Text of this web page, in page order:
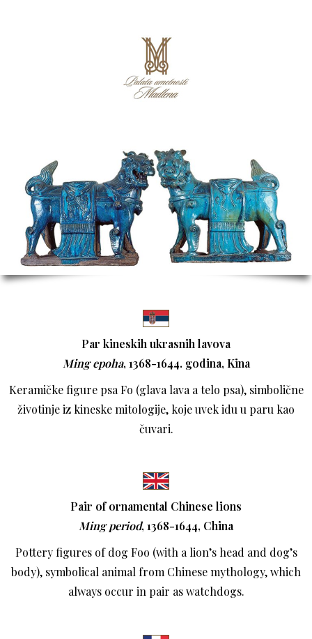
Par kineskih ukrasnih lavova
Ming epoha, 1368-1644. godina, Kina
Keramičke figure psa Fo (glava lava a telo psa), simbolične
životinje iz kineske mitologije, koje uvek idu u paru kao
čuvari.
Pair of ornamental Chinese lions
Ming period, 1368-1644, China
Pottery figures of dog Foo (with a lion’s head and dog’s
body), symbolical animal from Chinese mythology, which
always occur in pair as watchdogs.